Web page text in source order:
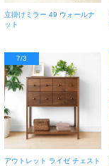
立掛けミラー 49 ウォールナ
ット
7/3
アウトレット ライゼ チェスト